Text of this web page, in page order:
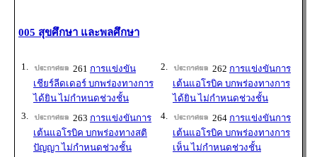
005 สุขศึกษา และพลศึกษา
1. 261 การแข่งขัน
เชียร์ลีดเดอร์ บกพร่องทางการ
ได้ยิน ไม่กำหนดช่วงชั้น
2. 262 การแข่งขันการ
เต้นแอโรบิค บกพร่องทางการ
ได้ยิน ไม่กำหนดช่วงชั้น
3.
263 การแข่งขันการ
เต้นแอโรบิค บกพร่องทางสติ
ปัญญา ไม่กำหนดช่วงชั้น
4. 264 การแข่งขันการ
เต้นแอโรบิค บกพร่องทางการ
เห็น ไม่กำหนดช่วงชั้น